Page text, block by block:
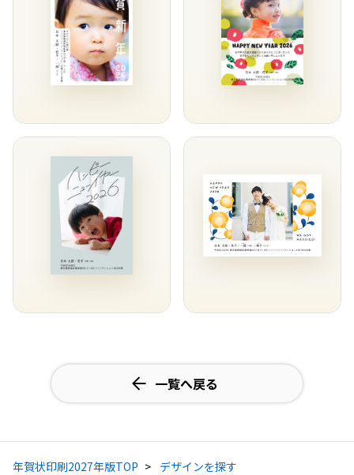
一覧へ戻る
年賀状印刷2027年版TOP
デザインを探す